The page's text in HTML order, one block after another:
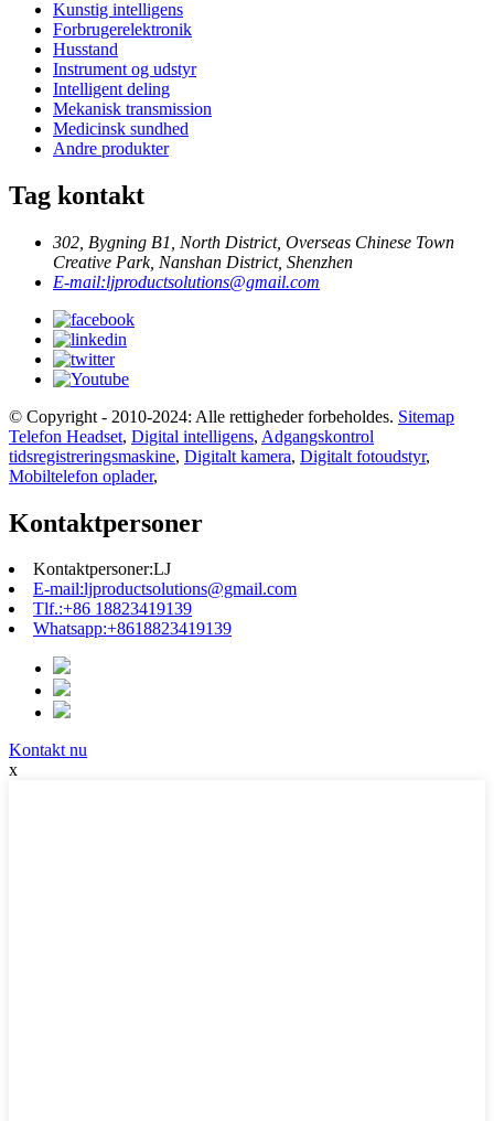
Kunstig intelligens
Forbrugerelektronik
Husstand
Instrument og udstyr
Intelligent deling
Mekanisk transmission
Medicinsk sundhed
Andre produkter
Tag kontakt
302, Bygning B1, North District, Overseas Chinese Town
Creative Park, Nanshan District, Shenzhen
E-mail:ljproductsolutions@gmail.com
© Copyright - 2010-2024: Alle rettigheder forbeholdes. Sitemap
Telefon Headset, Digital intelligens, Adgangskontrol
tidsregistreringsmaskine, Digitalt kamera, Digitalt fotoudstyr,
Mobiltelefon oplader,
Kontaktpersoner
Kontaktpersoner:LJ
E-mail:ljproductsolutions@gmail.com
Tlf.:+86 18823419139
Whatsapp:+8618823419139
Kontakt nu
x